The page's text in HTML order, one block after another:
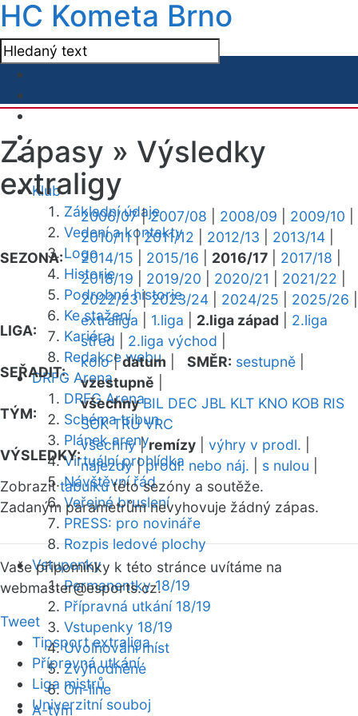
HC Kometa Brno
Klub
Základní údaje
Vedení a kontakty
Logo
Historie
Podrobná historie
Ke stažení
Kariéra
Redakce webu
DRFG Arena
DRFG Arena
Schéma tribun
Plánek areny
Virtuální prohlídka
Návštěvní řád
Veřejné bruslení
PRESS: pro novináře
Rozpis ledové plochy
Vstupenky
Permanentky 18/19
Přípravná utkání 18/19
Vstupenky 18/19
Uvolňování míst
Zvýhodněné
On-line
A-tým
Zápasy » Výsledky
extraligy
SEZONA:
2006/07|2007/08 2008/09 2009/10
2010/11|2011/12 2012/13 2013/14
2014/15
2015/16 2016/17 2017/18
2018/19
2019/20 2020/21 2021/22
2022/23|2023/24 2024/25 2025/26
LIGA:
extraliga 1.liga 2.liga západ
2.liga
střed
2.liga východ
SEŘADIT:
kolo|datum SMĚR: sestupně
vzestupně
TÝM:
všechny BIL DEC JBL KLT KNO KOB RIS
SOK TRU VRC
VÝSLEDKY:
všechny|remízy výhry v prodl.
nájezdy|prodl. nebo náj. s nulou
Zobrazittabulkutéto sezóny a soutěže.
Zadaným parametrům nevyhovuje žádný zápas.
Vaše připomínky k této stránce uvítáme na
webmaster@esports.cz.
Tweet
Tipsport extraliga
Přípravná utkání
Liga mistrů
Univerzitní souboj